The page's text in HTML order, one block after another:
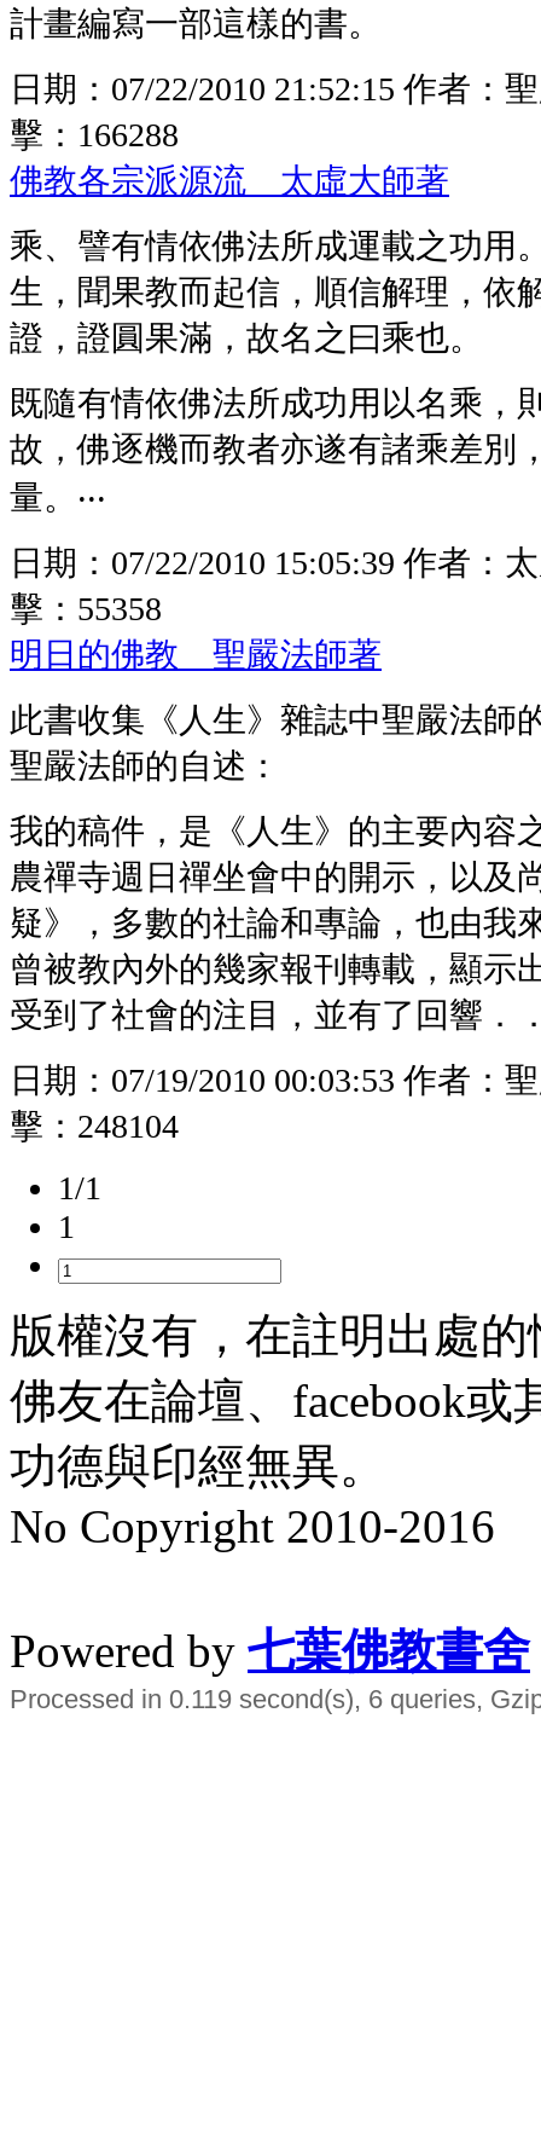
計畫編寫一部這樣的書。
日期： 07/22/2010 21:52:15 作者：
擊： 166288
佛教各宗派源流 太虛大師著
乘、譬有情依佛法所成運載之功用
生，聞果教而起信，順信解理，依
證，證圓果滿，故名之曰乘也。
既隨有情依佛法所成功用以名乘，
故，佛逐機而教者亦遂有諸乘差別
量。‧‧‧
日期： 07/22/2010 15:05:39 作者：
擊： 55358
明日的佛教 聖嚴法師著
此書收集《人生》雜誌中聖嚴法師
聖嚴法師的自述：
我的稿件，是《人生》的主要內容
農禪寺週日禪坐會中的開示，以及
疑》，多數的社論和專論，也由我
曾被教內外的幾家報刊轉載，顯示
受到了社會的注目，並有了回響．
日期： 07/19/2010 00:03:53 作者：
擊： 248104
1/1
1
版權沒有，在註明出處
佛友在論壇、facebook
功德與印經無異。
No Copyright 2010-2016
Powered by 七葉佛教書舍
Processed in 0.119 second(s), 6 queries,